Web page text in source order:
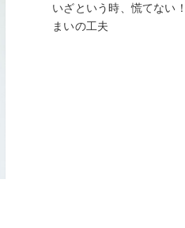
いざという時、慌てない
まいの工夫